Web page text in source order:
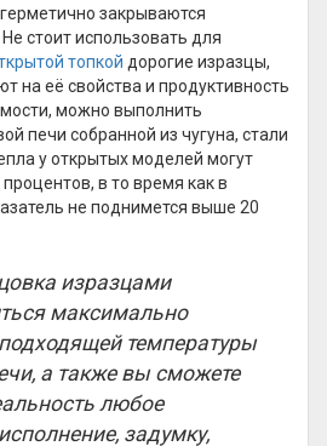
закрываются
стоит использовать для
топкой дорогие изразцы,
на её свойства и продуктивность
можно выполнить
печи собранной из чугуна, стали
у открытых моделей могут
в то время как в
не поднимется выше 20
изразцами
максимально
температуры
а также вы сможете
любое
задумку,